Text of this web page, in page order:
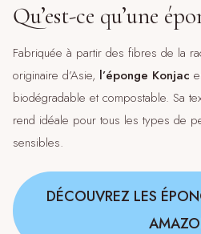
Qu’est-ce qu’une
Fabriquée à partir des fibres de la
originaire d’Asie, l’éponge Konjac
biodégradable et compostable. Sa
rend idéale pour tous les types de
sensibles.
DÉCOUVREZ LES